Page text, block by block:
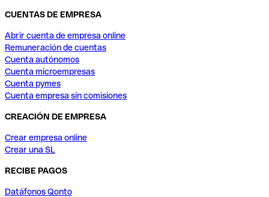
CUENTAS DE EMPRESA
Abrir cuenta de empresa online
Remuneración de cuentas
Cuenta autónomos
Cuenta microempresas
Cuenta pymes
Cuenta empresa sin comisiones
CREACIÓN DE EMPRESA
Crear empresa online
Crear una SL
RECIBE PAGOS
Datáfonos Qonto